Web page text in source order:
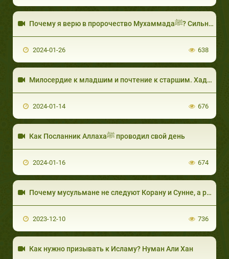
Почему я верю в пророчество Мухаммадаﷺ? Сильные аргументы! Oсман Булут
2024-01-26 638
2024-01-14 676
Как Посланник Аллахаﷺ проводил свой день
2024-01-16 674
Почему мусульмане не следуют Корану и Сунне, а разделились на мазхабы?
2023-12-10 736
Как нужно призывать к Исламу? Нуман Али Хан